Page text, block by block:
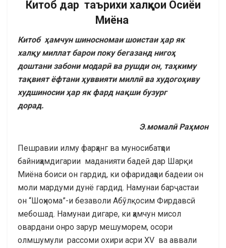
Китоб дар таърихи халқҳои Осиёи
Миёна
Китоб ҳамчун шиносномаи шоистаи ҳар як
халқу миллатбарои поку бегазанд нигоҳ
доштани забони модарӣ ва рушди он, таҳкиму
тақвият ёфтани ҳуввияти миллӣва худогоҳиву
худшиносии ҳар якфард нақши бузург
дорад.
Э.момалӣРаҳмон
Пешравии илму фарҳанг ва муносибатҳои
байниҳамдигарии маданияти бадеӣ дар Шарқи
Миёна боиси он гардид, ки офаридаҳои бадеии он
моли мардуми дунё гардид. Намунаи барҷастаи
он “Шоҳнома”-и безаволи Абӯлқосим Фирдавсӣ
мебошад. Намунаи дигаре, ки ҳамчун мисол
овардани онро зарур мешуморем, осори
олмшумули рассоми охири асри ХV ва аввали